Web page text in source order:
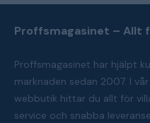
Proffsmagasinet – Allt
Proffsmagasinet har hjälpt
marknaden sedan 2007. I
webbutik hittar du allt för
service och snabba